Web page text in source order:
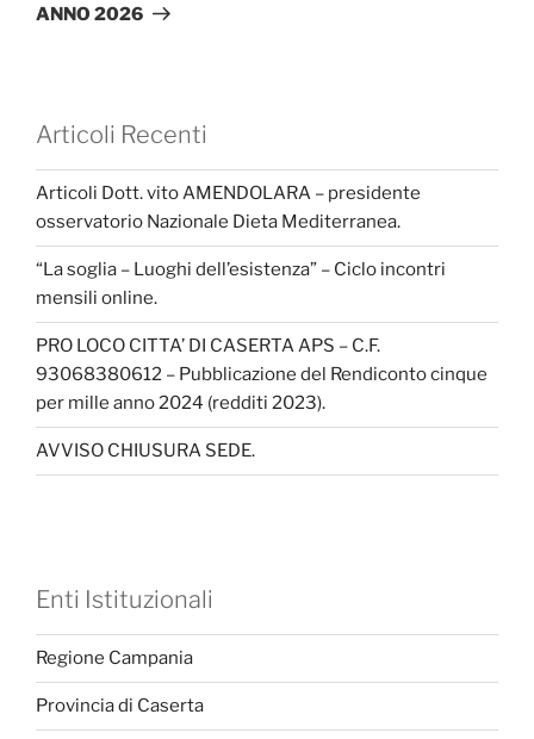
ANNO 2026
Articoli Recenti
Articoli Dott. vito AMENDOLARA – presidente
osservatorio Nazionale Dieta Mediterranea.
“La soglia – Luoghi dell’esistenza” – Ciclo incontri
mensili online.
PRO LOCO CITTA’ DI CASERTA APS – C.F.
93068380612 – Pubblicazione del Rendiconto cinque
per mille anno 2024 (redditi 2023).
AVVISO CHIUSURA SEDE.
Enti Istituzionali
Regione Campania
Provincia di Caserta